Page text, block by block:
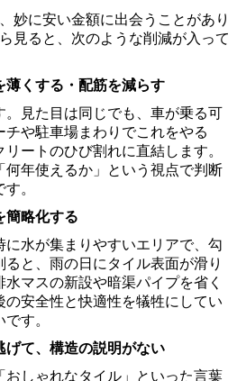
妙に安い金額に出会うことがあり
見ると、次のような削減が入って
薄くする・配筋を減らす
。見た目は同じでも、車が乗る可
チや駐車場まわりでこれをやる
ートのひび割れに直結します。
何年使えるか」という視点で判断
。
簡略化する
に水が集まりやすいエリアで、勾
と、雨の日にタイル表面が滑り
マスの新設や暗渠パイプを省く
の安全性と快適性を犠牲にしてい
す。
げて、構造の説明がない
おしゃれなタイル」といった言葉